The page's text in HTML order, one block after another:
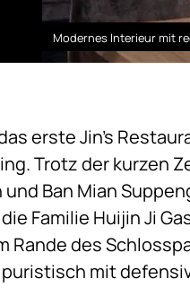
Modernes Interieur mit
erste Jin’s
Trotz der kurzen
Ban Mian
Familie Huijin Ji
des
mit